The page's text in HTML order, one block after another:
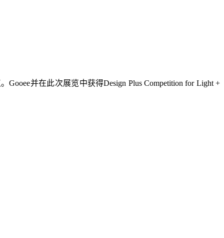
并在此次展览中获得Design Plus Competition for Light +